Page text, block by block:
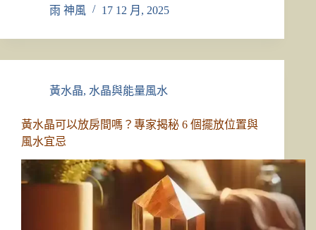
雨 神風
17 12 月, 2025
黃水晶, 水晶與能量風水
黃水晶可以放房間嗎？專家揭秘 6 個擺放位置與
風水宜忌